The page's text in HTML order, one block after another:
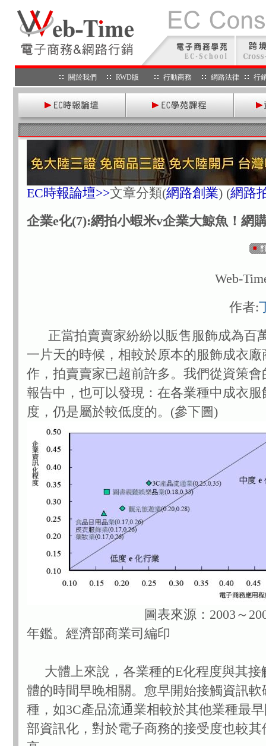
關於我們 RWD版 行動商務 網路法律 行
EC時報論壇>>文章分類(網路創業) (網路
企業e化(7):網拍小蝦米v企業大鯨魚！網
Web-
作者:
正當拍賣賣家紛紛以販售服飾成為百
一片天的時候，相較於原本的服飾成衣廠
作，拍賣賣家已超前許多。我們從資策會
報告中，也可以發現：在各業種中成衣服
度，仍是屬於較低度的。(參下圖)
圖表來源：2003～2004
年鑑。經濟部商業司編印
大體上來說，各業種的E化程度與其接
體的時間早晚相關。愈早開始接觸資訊軟
種，如3C產品流通業相較於其他業種最
部資訊化，對於電子商務的接受度也較其